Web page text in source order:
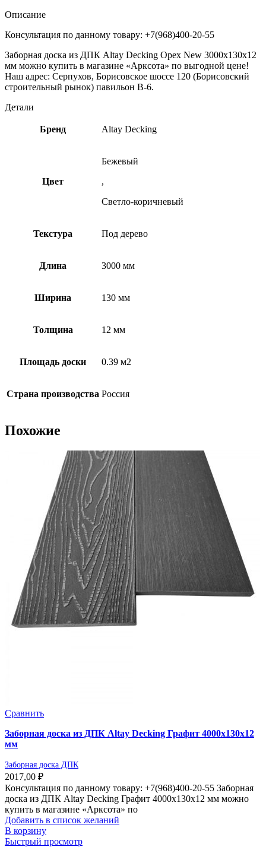
Описание
Консультация по данному товару: +7(968)400-20-55
Заборная доска из ДПК Altay Decking Орех New 3000х130х12
мм можно купить в магазине «Арксота» по выгодной цене!
Наш адрес: Серпухов, Борисовское шоссе 120 (Борисовский
строительный рынок) павильон В-6.
Детали
Бренд Altay Decking
Цвет
Бежевый
,
Светло-коричневый
Текстура Под дерево
Длина 3000 мм
Ширина 130 мм
Толщина 12 мм
Площадь доски 0.39 м2
Страна производства Россия
Похожие
Сравнить
Заборная доска из ДПК Altay Decking Графит 4000х130х12
мм
Заборная доска ДПК
2017,00 ₽
Консультация по данному товару: +7(968)400-20-55 Заборная
доска из ДПК Altay Decking Графит 4000х130х12 мм можно
купить в магазине «Арксота» по
Добавить в список желаний
В корзину
Быстрый просмотр